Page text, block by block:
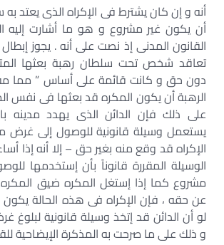
أنه و إن كان يشترط فى الإكراه الذى يعتد به
القانون المدنى إذ نصت على أنه . يجوز إبطال
تعاقد شخص تحت سلطان رهبة بعثها
دون حق و كانت قائمة على أساس ” مما
الرهبة أن يكون المكره قد بعثها فى نفس
على ذلك فإن الدائن الذى يهدد مدينه
يستعمل وسيلة قانونية للوصول إلى غرض
الإكراه قد وقع منه بغير حق – إلا أنه إذا
الوسيلة المقررة قانوناً بأن إستخدمها
مشروع كما إذا إستغل المكره ضيق المكره
عن حقه ، فإن الإكراه فى هذه الحالة
لو أن الدائن قد إتخذ وسيلة قانونية لبلوغ
و ذلك على ما صرحت به المذكرة الإيضاحية